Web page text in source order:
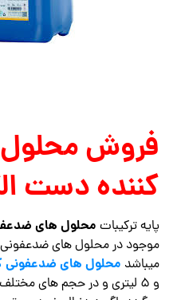
فروش
کننده دست
پایه ترکیبات محلول های
میباشد محلول های ضدعفونی
و ۵ لیتری و در حجم های